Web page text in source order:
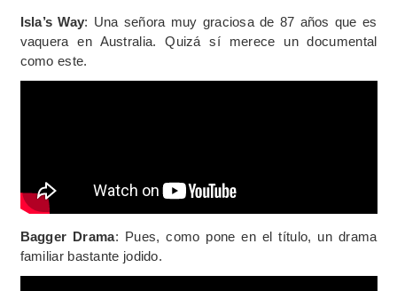
Isla’s Way: Una señora muy graciosa de 87 años que es
vaquera en Australia. Quizá sí merece un documental
como este.
Bagger Drama: Pues, como pone en el título, un drama
familiar bastante jodido.